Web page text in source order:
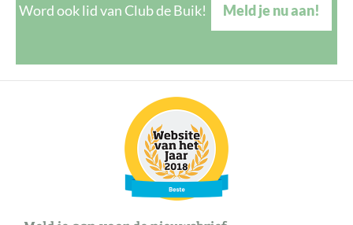
Word ook lid van Club de Buik! Meld je nu aan!